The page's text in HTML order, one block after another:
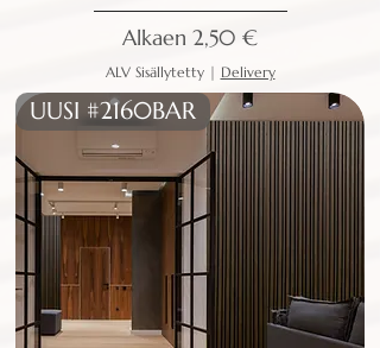
Alkaen 2,50 €
Alehinta
ALV Sisällytetty| Delivery
UUSI #2160BAR